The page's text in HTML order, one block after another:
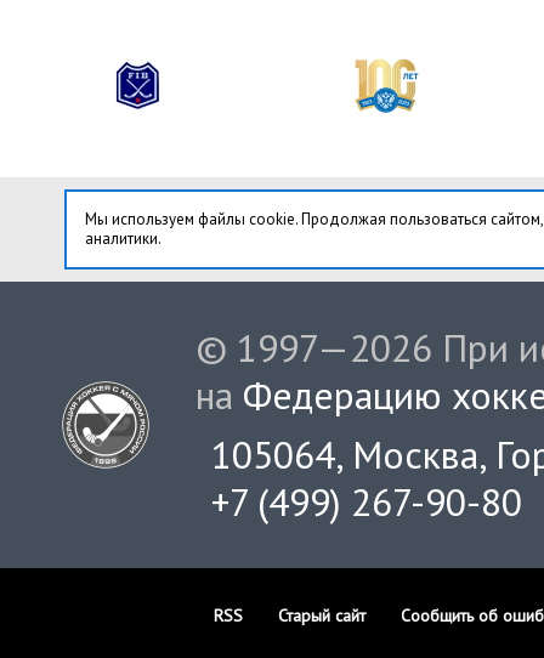
Мы используем файлы cookie. Продолжая пользоваться
аналитики.
© 1997—2026 При
на Федерацию
105064, Москва,
+7 (499) 267-90-80
RSS Старый сайт Сообщить об